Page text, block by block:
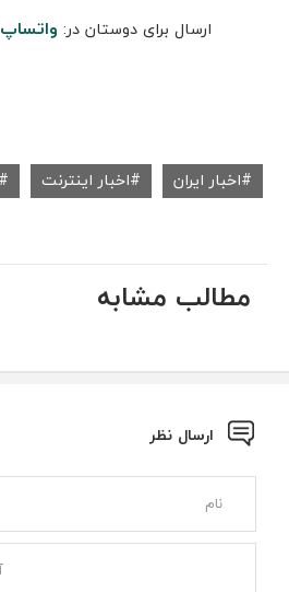
ارسال برای دوستان در: واتساپ
اخبار ایران اخبار اینترنت
مطالب مشابه
ارسال نظر